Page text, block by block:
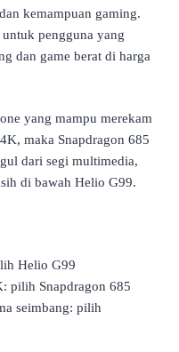
kemampuan gaming.
pengguna yang
dan game berat di harga
yang mampu merekam
maka Snapdragon 685
dari segi multimedia,
di bawah Helio G99.
Helio G99
pilih Snapdragon 685
seimbang: pilih